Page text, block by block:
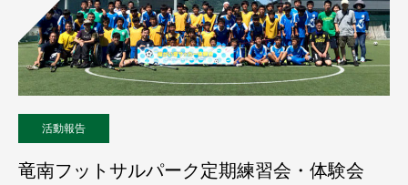
活動報告
竜南フットサルパーク定期練習会・体験会